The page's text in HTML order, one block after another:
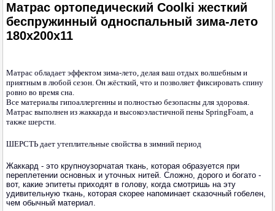
Матрас ортопедический Coolki жесткий
беспружинный односпальный зима-лето
180х200х11
Матрас обладает эффектом зима-лето, делая ваш отдых волшебным и
приятным в любой сезон. Он жёсткий, что и позволяет фиксировать спину
ровно во время сна.
Все материалы гипоаллергенны и полностью безопасны для здоровья.
Матрас выполнен из жаккарда и высокоэластичной пены SpringFoam, а
также шерсти.
ШЕРСТЬ дает утеплительные свойства в зимний период
Жаккард - это крупноузорчатая ткань, которая образуется при
переплетении основных и уточных нитей. Сложно, дорого и богато -
вот, какие эпитеты приходят в голову, когда смотришь на эту
удивительную ткань, которая скорее напоминает сказочный гобелен,
чем обычный материал.